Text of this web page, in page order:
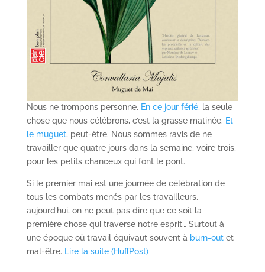
Nous ne trompons personne. En ce jour férié, la seule
chose que nous célébrons, c’est la grasse matinée. Et
le muguet, peut-être. Nous sommes ravis de ne
travailler que quatre jours dans la semaine, voire trois,
pour les petits chanceux qui font le pont.
Si le premier mai est une journée de célébration de
tous les combats menés par les travailleurs,
aujourd’hui, on ne peut pas dire que ce soit la
première chose qui traverse notre esprit… Surtout à
une époque où travail équivaut souvent à burn-outet
mal-être. Lire la suite (HuffPost)